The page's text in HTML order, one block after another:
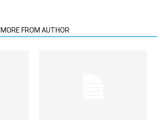
MORE FROM AUTHOR